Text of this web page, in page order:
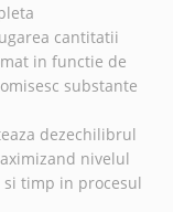
cantitatii
in functie de
substante
dezechilibrul
nivelul
timp in procesul